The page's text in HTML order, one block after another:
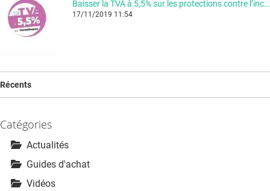
Baisser la TVA à 5,5% sur les protections contre l’incontinence !
17/11/2019 11:54
Récents
Catégories
Actualités
Guides d'achat
Vidéos